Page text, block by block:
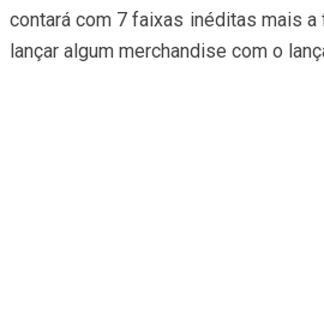
contará com 7 faixas inéditas mais
lançar algum merchandise com o